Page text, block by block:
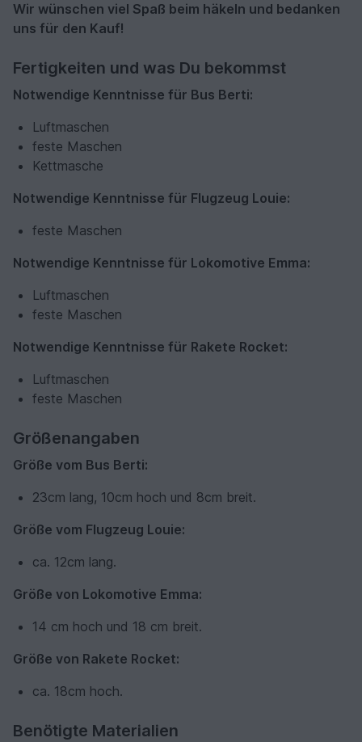
Wir wünschen viel Spaß beim häkeln und bedanken
uns für den Kauf!
Fertigkeiten und was Du bekommst
Notwendige Kenntnisse für Bus Berti:
Luftmaschen
feste Maschen
Kettmasche
Notwendige Kenntnisse für Flugzeug Louie:
feste Maschen
Notwendige Kenntnisse für Lokomotive Emma:
Luftmaschen
feste Maschen
Notwendige Kenntnisse für Rakete Rocket:
Luftmaschen
feste Maschen
Größenangaben
Größe vom Bus Berti:
23cm lang, 10cm hoch und 8cm breit.
Größe vom Flugzeug Louie:
ca. 12cm lang.
Größe von Lokomotive Emma:
14 cm hoch und 18 cm breit.
Größe von Rakete Rocket:
ca. 18cm hoch.
Benötigte Materialien